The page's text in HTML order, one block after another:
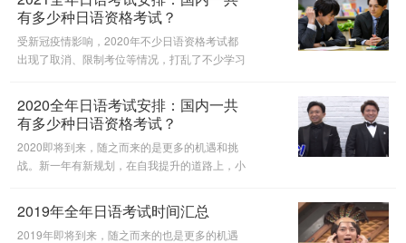
会迎来新的机遇和挑战。 日语
有多少种日语资格考试？
受新冠疫情影响，2020年不少日语资格考试都
出现了取消、限制考位等情况，打乱了不少学习
熟知的日语能力考，其实还有许多
2020全年日语考试安排：国内一共
有多少种日语资格考试？
2020即将到来，随之而来的是更多的机遇和挑
战。新一年有新规划，在自我提升的道路上，小
除了大众熟知的日语能力考，其实还有许多和日
语相关的考试，那么这些资格考
2019年全年日语考试时间汇总
2019年即将到来，随之而来的也是更多的机遇